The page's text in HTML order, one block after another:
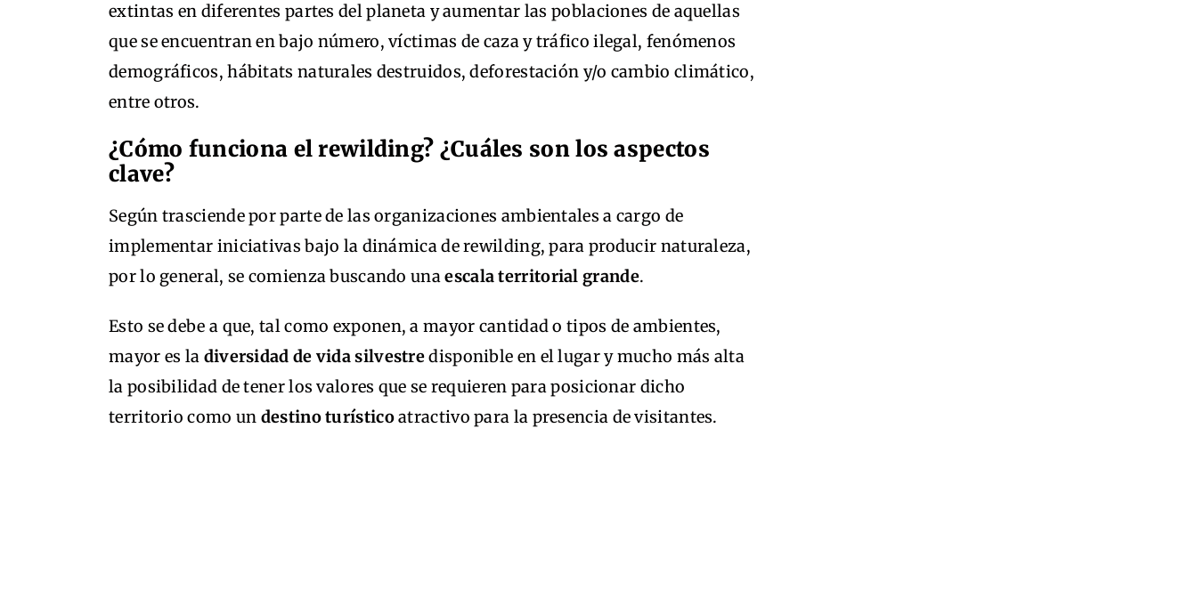
extintas en diferentes partes del planeta y aumentar las poblaciones de aquellas
que se encuentran en bajo número, víctimas de caza y tráfico ilegal, fenómenos
demográficos, hábitats naturales destruidos, deforestación y/o cambio climático,
entre otros.
¿Cómo funciona el rewilding? ¿Cuáles son los aspectos
clave?
Según trasciende por parte de las organizaciones ambientales a cargo de
implementar iniciativas bajo la dinámica de rewilding, para producir naturaleza,
por lo general, se comienza buscando unaescala territorial grande.
Esto se debe a que, tal como exponen, a mayor cantidad o tipos de ambientes,
mayor es la diversidad de vida silvestredisponible en el lugar y mucho más alta
la posibilidad de tener los valores que se requieren para posicionar dicho
territorio como un destino turísticoatractivo para la presencia de visitantes.